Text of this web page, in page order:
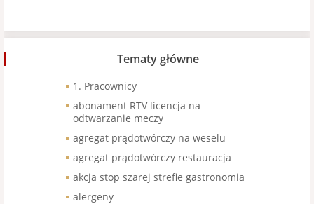
Tematy główne
1. Pracownicy
abonament RTV licencja na
odtwarzanie meczy
agregat prądotwórczy na weselu
agregat prądotwórczy restauracja
akcja stop szarej strefie gastronomia
alergeny